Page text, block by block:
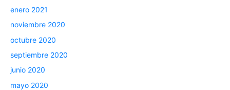
enero 2021
noviembre 2020
octubre 2020
septiembre 2020
junio 2020
mayo 2020